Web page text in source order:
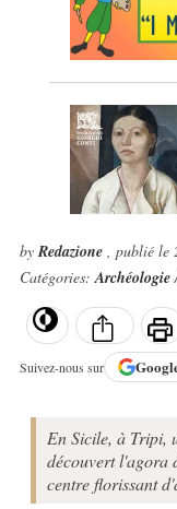
byRedazione , publié le
Catégories:Archéologie
Suivez-nous sur
En Sicile, à Tripi,
découvert l'agora
centre florissant